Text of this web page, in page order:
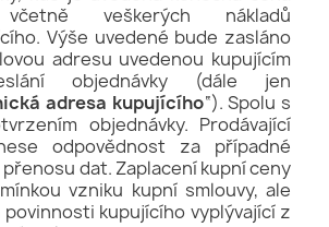
veškerých nákladů
Výše uvedené bude zasláno
adresu uvedenou kupujícím
objednávky (dále jen
adresa kupujícího“). Spolu s
objednávky. Prodávající
odpovědnost za případné
dat. Zaplacení kupní ceny
vzniku kupní smlouvy, ale
povinnosti kupujícího vyplývající z